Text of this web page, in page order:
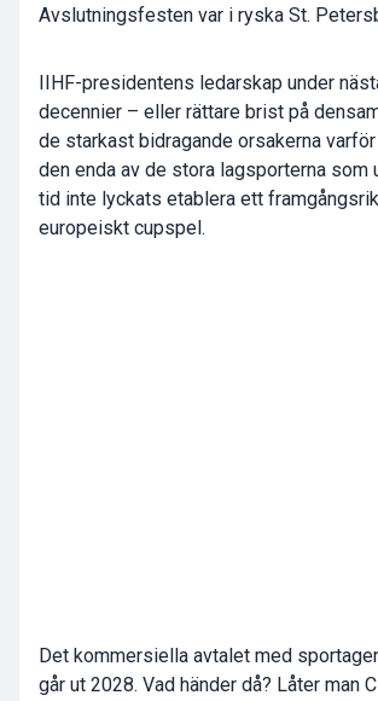
Avslutningsfesten var i ryska St.
IIHF-presidentens ledarskap under
decennier – eller rättare brist på
de starkast bidragande orsakerna
den enda av de stora lagsporterna som
tid inte lyckats etablera ett
europeiskt cupspel.
Det kommersiella avtalet med
går ut 2028. Vad händer då? Låter man